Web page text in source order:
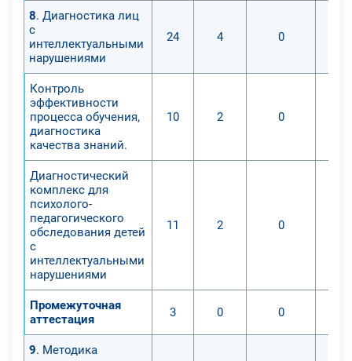
8. Диагностика лиц
с
интеллектуальными
нарушениями
24 4 0
Контроль
эффективности
процесса обучения,
диагностика
качества знаний.
10 2 0
Диагностический
комплекс для
психолого-
педагогического
обследования детей
с
интеллектуальными
нарушениями
11 2 0
Промежуточная
аттестация
3 0 0
9. Методика